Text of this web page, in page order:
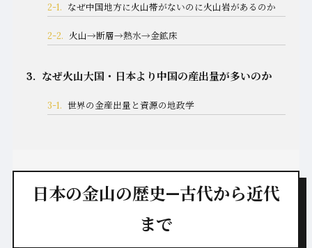
2-1. なぜ中国地方に火山帯がないのに火山岩があるのか
2-2. 火山→断層→熱水→金鉱床
3. なぜ火山大国・日本より中国の産出量が多いのか
3-1. 世界の金産出量と資源の地政学
日本の金山の歴史—古代から近代
まで